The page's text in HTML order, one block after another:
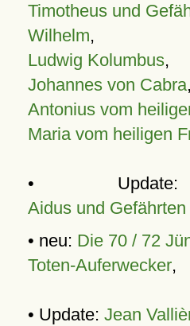
Timotheus und
Wilhelm,
Ludwig Kolumbus,
Johannes von Cabra,
Antonius vom
Maria vom heiligen
•
Aidus und Gefährten
• neu: Die 70 / 72
Toten-Auferwecker,
• Update: Jean